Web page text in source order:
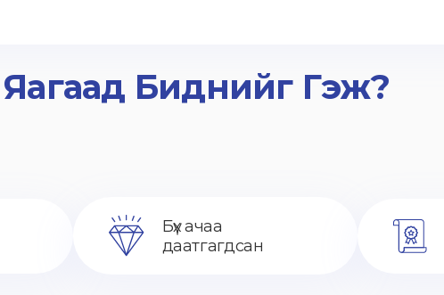
Яагаад Биднийг Гэж?
Бүх ачаа
даатгагдсан